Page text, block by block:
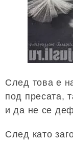
След това е
под пресата,
и да не се
След като